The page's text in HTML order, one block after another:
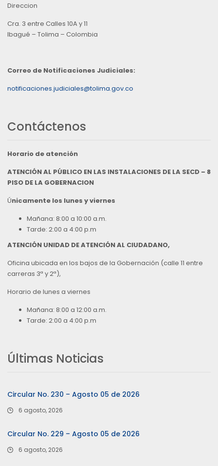
Direccion
Cra. 3 entre Calles 10A y 11
Ibagué – Tolima – Colombia
Correo de Notificaciones Judiciales:
notificaciones.judiciales@tolima.gov.co
Contáctenos
Horario de atención
ATENCIÓN AL PÚBLICO EN LAS INSTALACIONES DE LA SECD – 8
PISO DE LA GOBERNACION
Únicamente los lunes y viernes
Mañana: 8:00 a 10:00 a.m.
Tarde: 2:00 a 4:00 p.m
ATENCIÓN UNIDAD DE ATENCIÓN AL CIUDADANO,
Oficina ubicada en los bajos de la Gobernación (calle 11 entre
carreras 3ª y 2ª),
Horario de lunes a viernes
Mañana: 8:00 a 12:00 a.m.
Tarde: 2:00 a 4:00 p.m
Últimas Noticias
Circular No. 230 – Agosto 05 de 2026
6 agosto, 2026
Circular No. 229 – Agosto 05 de 2026
6 agosto, 2026